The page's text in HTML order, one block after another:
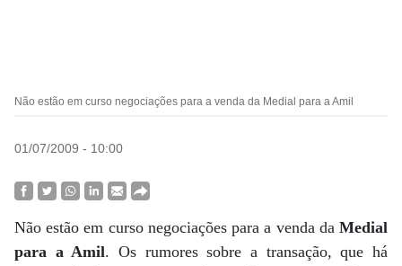
Não estão em curso negociações para a venda da Medial para a Amil
01/07/2009 - 10:00
Não estão em curso negociações para a venda da Medial
para a Amil. Os rumores sobre a transação, que há